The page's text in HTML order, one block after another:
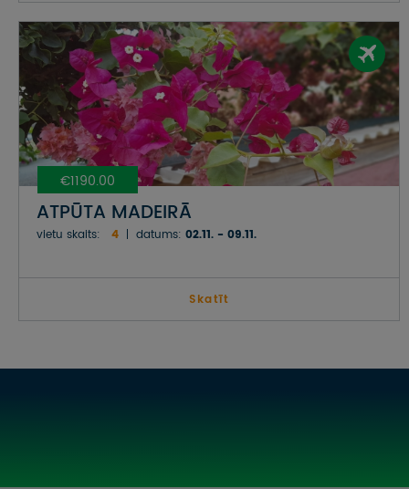
€1190.00
ATPŪTA MADEIRĀ
vietu skaits: 4 datums: 02.11. - 09.11.
Skatīt